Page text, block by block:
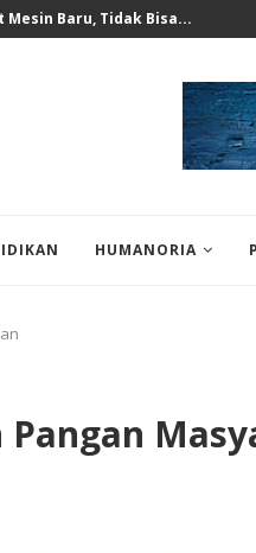
Puting Beliung...
HUMANORIA
Pangan